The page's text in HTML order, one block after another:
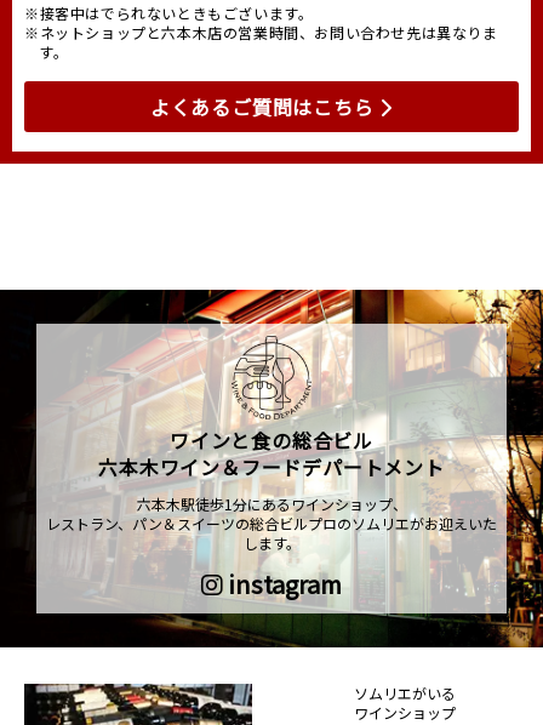
※接客中はでられないときもございます。
※ネットショップと六本木店の営業時間、お問い合わせ先は異なりま
す。
よくあるご質問はこちら
ワインと食の総合ビル
六本木ワイン＆フードデパートメント
六本木駅徒歩1分にあるワインショップ、
レストラン、パン＆スイーツの総合ビルプロのソムリエがお迎えいた
します。
instagram
ソムリエがいる
ワインショップ